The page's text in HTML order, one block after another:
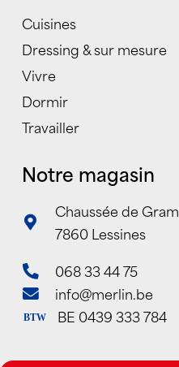
Cuisines
Dressing & sur mesure
Vivre
Dormir
Travailler
Notre magasin
Chaussée de
7860 Lessines
068 33 44 75
info@merlin.be
BTW BE 0439 333 784